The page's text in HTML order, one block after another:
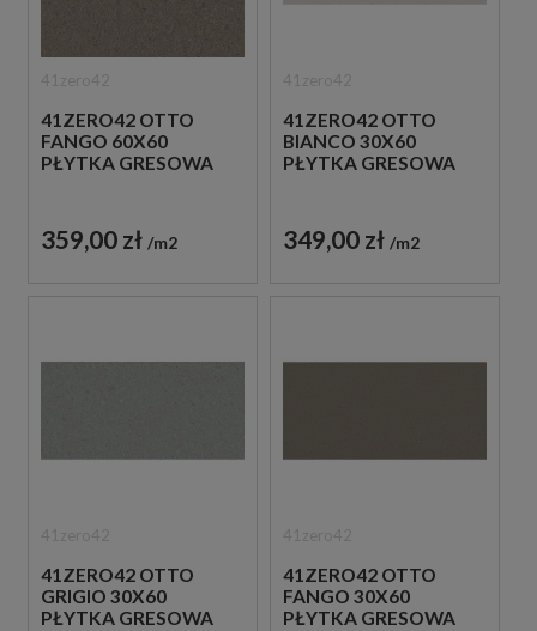
41ZERO42 OTTO
FANGO 60X60
PŁYTKA GRESOWA
359,00 zł m2
41ZERO42 OTTO
BIANCO 30X60
PŁYTKA GRESOWA
349,00 zł m2
41ZERO42 OTTO
GRIGIO 30X60
PŁYTKA GRESOWA
41ZERO42 OTTO
FANGO 30X60
PŁYTKA GRESOWA